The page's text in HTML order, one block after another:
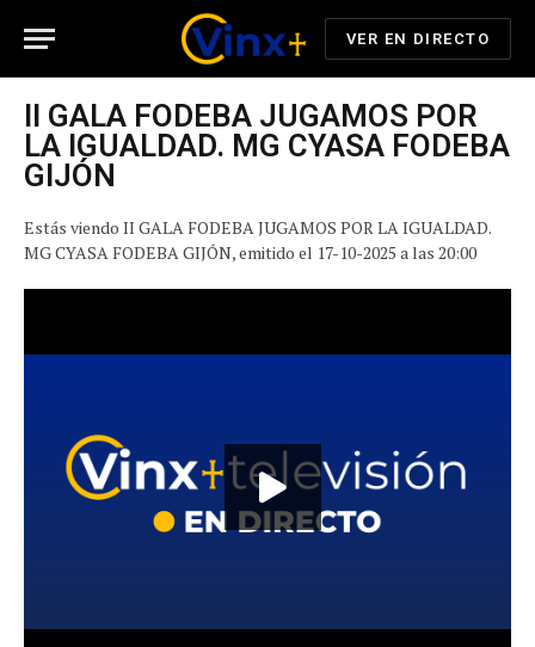
VER EN DIRECTO
II GALA FODEBA JUGAMOS POR
LA IGUALDAD. MG CYASA FODEBA
GIJÓN
Estás viendo II GALA FODEBA JUGAMOS POR LA IGUALDAD.
MG CYASA FODEBA GIJÓN, emitido el 17-10-2025 a las 20:00